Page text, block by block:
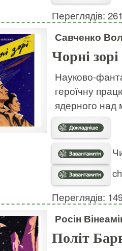
Переглядів:
Савченко
Чорні зорі
Науково-
героїчну
ядерного над
Переглядів:
Росін
Політ